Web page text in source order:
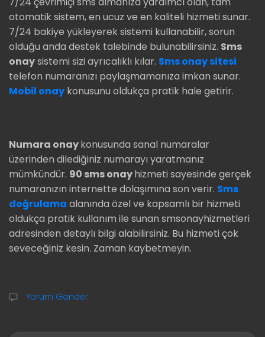
otomatik sistem, en ucuz ve en kaliteli hizmeti sunar.
7/24 bakiye yükleyerek sistemi kullanabilir, sorun
olduğu anda destek talebinde bulunabilirsiniz. Sms
onaysistemi sizi ayrıcalıklı kılar. Sms onay sitesi
telefon numaranızı paylaşmamanıza imkan sunar.
Mobil onay konusunu oldukça pratik hale getirir.
Numara onaykonusunda sanal numaralar
üzerinden dilediğiniz numarayı yaratmanız
mümkündür. 90 sms onayhizmeti sayesinde gerçek
numaranızın internette dolaşımına son verir. Sms
doğrulama alanında özel ve kapsamlı bir hizmeti
oldukça pratik kullanım ile sunan smsonayhizmetleri
adresinden detaylı bilgi alabilirsiniz. Bu hizmeti çok
seveceğiniz kesin. Zaman kaybetmeyin.
Yorum Gönder